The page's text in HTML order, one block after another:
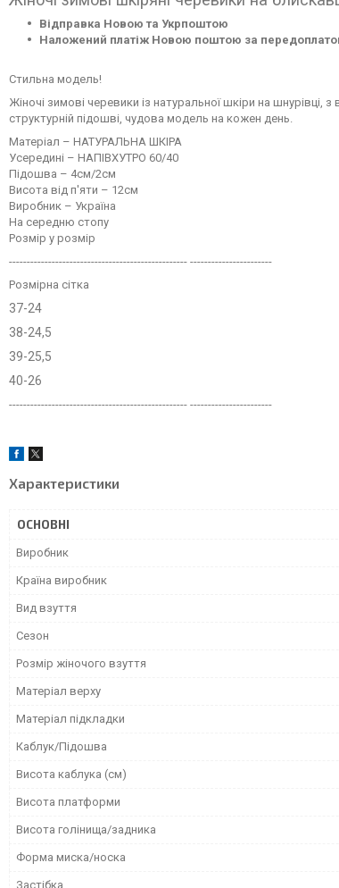
Відправка Новою та Укрпоштою
Наложений платіж Новою поштою за
Стильна модель!
Жіночі зимові черевики із натуральної шкіри на
структурній підошві, чудова модель на кожен день.
Матеріал – НАТУРАЛЬНА ШКІРА
Усередині – НАПІВХУТРО 60/40
Підошва – 4см/2см
Висота від п'яти – 12см
Виробник – Україна
На середню стопу
Розмір у розмір
-------------------------------------------------- -----------------------
Розмірна сітка
37-24
38-24,5
39-25,5
40-26
-------------------------------------------------- -----------------------
Характеристики
ОСНОВНІ
Виробник
Країна виробник
Вид взуття
Сезон
Розмір жіночого взуття
Матеріал верху
Матеріал підкладки
Каблук/Підошва
Висота каблука (см)
Висота платформи
Висота голінища/задника
Форма миска/носка
Застібка